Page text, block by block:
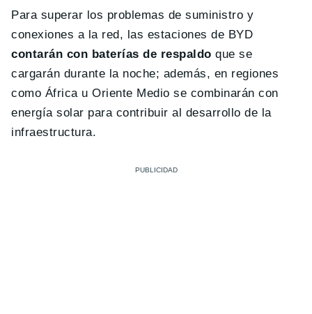
Para superar los problemas de suministro y
conexiones a la red, las estaciones de BYD
contarán con baterías de respaldo que se
cargarán durante la noche; además, en regiones
como África u Oriente Medio se combinarán con
energía solar para contribuir al desarrollo de la
infraestructura.